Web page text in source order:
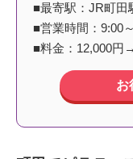
■最寄駅：JR町田
■営業時間：9:00
■料金：12,000円
お